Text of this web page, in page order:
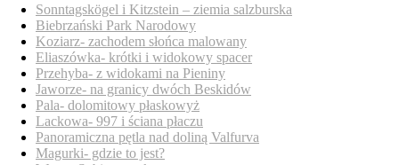
Sonntagskögel i Kitzstein – ziemia salzburska
Biebrzański Park Narodowy
Koziarz- zachodem słońca malowany
Eliaszówka- krótki i widokowy spacer
Przehyba- z widokami na Pieniny
Jaworze- na granicy dwóch Beskidów
Pala- dolomitowy płaskowyż
Lackowa- 997 i ściana płaczu
Panoramiczna pętla nad doliną Valfurva
Magurki- gdzie to jest?